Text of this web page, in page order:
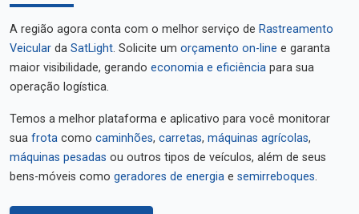
A região agora conta com o melhor serviço de Rastreamento
Veicular da SatLight. Solicite um orçamento on-line e garanta
maior visibilidade, gerando economia e eficiência para sua
operação logística.
Temos a melhor plataforma e aplicativo para você monitorar
sua frota como caminhões, carretas, máquinas agrícolas,
máquinas pesadas ou outros tipos de veículos, além de seus
bens-móveis como geradores de energia e semirreboques.